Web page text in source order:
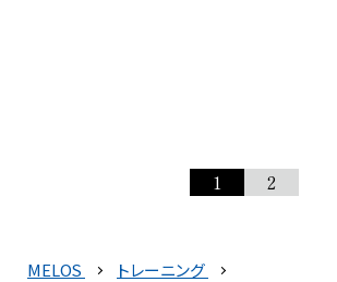
1 2
MELOS
トレーニング